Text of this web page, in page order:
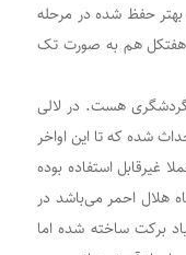
حفظ شده در مرحله
هفتکل هم به صورت تک
گردشگری هست. در لالی
شده که تا این اواخر
غیرقابل استفاده بوده
هلال احمر می‌باشد در
برکت ساخته شده اما